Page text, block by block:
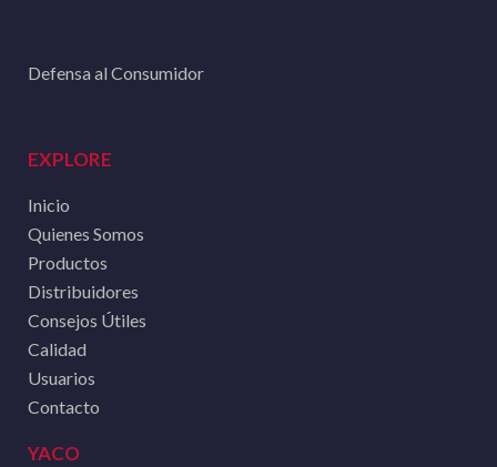
Defensa al Consumidor
EXPLORE
Inicio
Quienes Somos
Productos
Distribuidores
Consejos Útiles
Calidad
Usuarios
Contacto
YACO